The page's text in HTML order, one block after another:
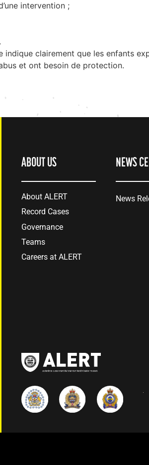
intervention ;
clairement que les enfants
et ont besoin de protection.
ABOUT US
About ALERT
Record Cases
Governance
Teams
Careers at ALERT
NEWS
News